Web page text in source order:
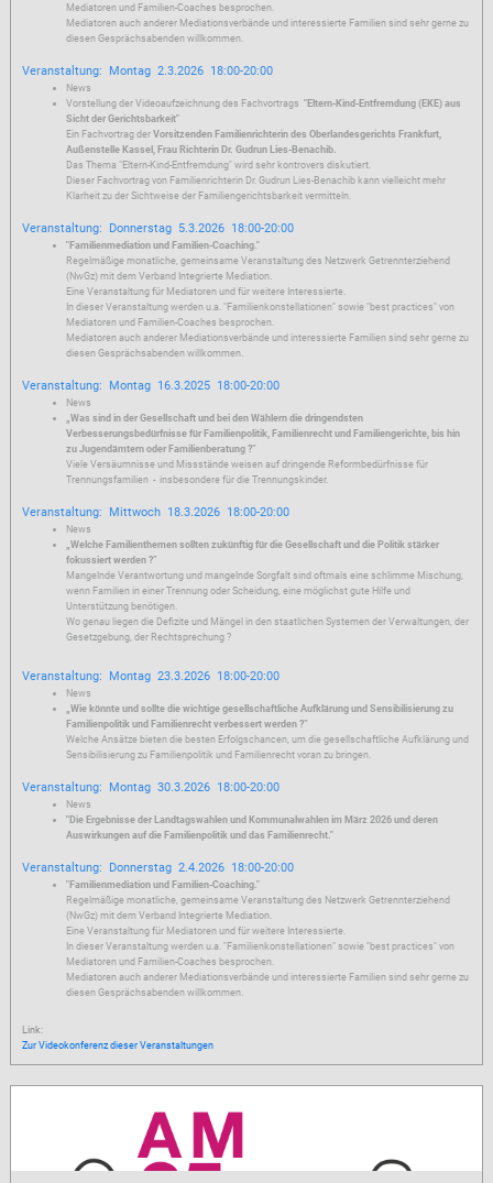
Mediatoren und Familien-Coaches besprochen.
Mediatoren auch anderer Mediationsverbände und interessierte Familien sind sehr gerne zu
diesen Gesprächsabenden willkommen.
Veranstaltung: Montag 2.3.2026 18:00-20:00
News
Vorstellung der Videoaufzeichnung des Fachvortrags "Eltern-Kind-Entfremdung (EKE) aus
Sicht der Gerichtsbarkeit"
Ein Fachvortrag der Vorsitzenden Familienrichterin des Oberlandesgerichts Frankfurt,
Außenstelle Kassel, Frau Richterin Dr. Gudrun Lies-Benachib.
Das Thema "Eltern-Kind-Entfremdung" wird sehr kontrovers diskutiert.
Dieser Fachvortrag von Familienrichterin Dr. Gudrun Lies-Benachib kann vielleicht mehr
Klarheit zu der Sichtweise der Familiengerichtsbarkeit vermitteln.
Veranstaltung: Donnerstag 5.3.2026 18:00-20:00
"Familienmediation und Familien-Coaching."
Regelmäßige monatliche, gemeinsame Veranstaltung des Netzwerk Getrennterziehend
(NwGz) mit dem Verband Integrierte Mediation.
Eine Veranstaltung für Mediatoren und für weitere Interessierte.
In dieser Veranstaltung werden u.a. "Familienkonstellationen" sowie "best practices" von
Mediatoren und Familien-Coaches besprochen.
Mediatoren auch anderer Mediationsverbände und interessierte Familien sind sehr gerne zu
diesen Gesprächsabenden willkommen.
Veranstaltung: Montag 16.3.2025 18:00-20:00
News
„Was sind in der Gesellschaft und bei den Wählern die dringendsten
Verbesserungsbedürfnisse für Familienpolitik, Familienrecht und Familiengerichte, bis hin
zu Jugendämtern oder Familienberatung ?”
Viele Versäumnisse und Missstände weisen auf dringende Reformbedürfnisse für
Trennungsfamilien - insbesondere für die Trennungskinder.
Veranstaltung: Mittwoch 18.3.2026 18:00-20:00
News
„Welche Familienthemen sollten zukünftig für die Gesellschaft und die Politik stärker
fokussiert werden ?”
Mangelnde Verantwortung und mangelnde Sorgfalt sind oftmals eine schlimme Mischung,
wenn Familien in einer Trennung oder Scheidung, eine möglichst gute Hilfe und
Unterstützung benötigen.
Wo genau liegen die Defizite und Mängel in den staatlichen Systemen der Verwaltungen, der
Gesetzgebung, der Rechtsprechung ?
Veranstaltung: Montag 23.3.2026 18:00-20:00
News
„Wie könnte und sollte die wichtige gesellschaftliche Aufklärung und Sensibilisierung zu
Familienpolitik und Familienrecht verbessert werden ?”
Welche Ansätze bieten die besten Erfolgschancen, um die gesellschaftliche Aufklärung und
Sensibilisierung zu Familienpolitik und Familienrecht voran zu bringen.
Veranstaltung: Montag 30.3.2026 18:00-20:00
News
"Die Ergebnisse der Landtagswahlen und Kommunalwahlen im März 2026 und deren
Auswirkungen auf die Familienpolitik und das Familienrecht."
Veranstaltung: Donnerstag 2.4.2026 18:00-20:00
"Familienmediation und Familien-Coaching."
Regelmäßige monatliche, gemeinsame Veranstaltung des Netzwerk Getrennterziehend
(NwGz) mit dem Verband Integrierte Mediation.
Eine Veranstaltung für Mediatoren und für weitere Interessierte.
In dieser Veranstaltung werden u.a. "Familienkonstellationen" sowie "best practices" von
Mediatoren und Familien-Coaches besprochen.
Mediatoren auch anderer Mediationsverbände und interessierte Familien sind sehr gerne zu
diesen Gesprächsabenden willkommen.
Link:
Zur Videokonferenz dieser Veranstaltungen